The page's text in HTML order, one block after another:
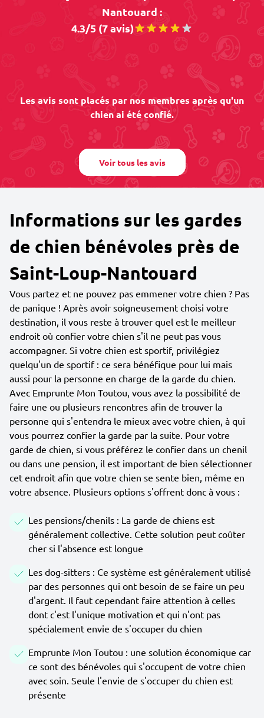
Nantouard :
4.3/5 (7 avis)
Les avis sont placés par nos membres après qu'un
chien ai été confié.
Voir tous les avis
Informations sur les gardes
de chien bénévoles près de
Saint-Loup-Nantouard
Vous partez et ne pouvez pas emmener votre chien ? Pas
de panique ! Après avoir soigneusement choisi votre
destination, il vous reste à trouver quel est le meilleur
endroit où confier votre chien s'il ne peut pas vous
accompagner. Si votre chien est sportif, privilégiez
quelqu'un de sportif : ce sera bénéfique pour lui mais
aussi pour la personne en charge de la garde du chien.
Avec Emprunte Mon Toutou, vous avez la possibilité de
faire une ou plusieurs rencontres afin de trouver la
personne qui s'entendra le mieux avec votre chien, à qui
vous pourrez confier la garde par la suite. Pour votre
garde de chien, si vous préférez le confier dans un chenil
ou dans une pension, il est important de bien sélectionner
cet endroit afin que votre chien se sente bien, même en
votre absence. Plusieurs options s'offrent donc à vous :
Les pensions/chenils : La garde de chiens est
généralement collective. Cette solution peut coûter
cher si l'absence est longue
Les dog-sitters : Ce système est généralement utilisé
par des personnes qui ont besoin de se faire un peu
d'argent. Il faut cependant faire attention à celles
dont c'est l'unique motivation et qui n'ont pas
spécialement envie de s'occuper du chien
Emprunte Mon Toutou : une solution économique car
ce sont des bénévoles qui s'occupent de votre chien
avec soin. Seule l'envie de s'occuper du chien est
présente